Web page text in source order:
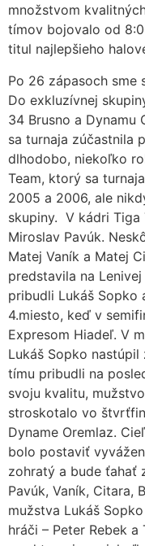
množstvom
tímov bojovalo od
titul najlepšieho
Po 26 zápasoch sme
Do exkluzívnej
34 Brusno a Dynamu
sa turnaja zúčastnila
dlhodobo, niekoľko
Team, ktorý sa
2005 a 2006, ale
skupiny. V kádri Tiga
Miroslav Pavúk.
Matej Vaník a Matej
predstavila na
pribudli Lukáš Sopko
4.miesto, keď v
Expresom Hiadeľ. V
Lukáš Sopko
tímu pribudli na
svoju kvalitu,
stroskotalo vo
Dyname Oremlaz.
bolo postaviť
zohratý a bude ťahať
Pavúk, Vaník, Citara,
mužstva Lukáš
hráči – Peter Rebek a